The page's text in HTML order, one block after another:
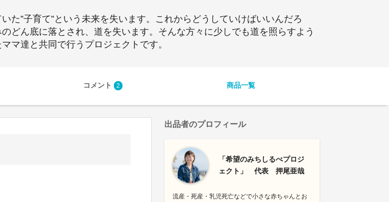
た”子育て”という未来を失います。これからどうしていけばいいんだろ
どん底に落とされ、道を失います。そんな方々に少しでも道を照らすよう
マ達と共同で行うプロジェクトです。
コメント 2 商品一覧
出品者のプロフィール
「希望のみちしるべプロジ
ェクト」 代表 押尾亜哉
流産・死産・乳児死亡などで小さな赤ちゃんとお